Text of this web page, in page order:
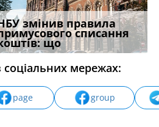
змінив правила
списання
що
Водії можуть отримати
компенсацію за
незаконні дії
мережах:
page group